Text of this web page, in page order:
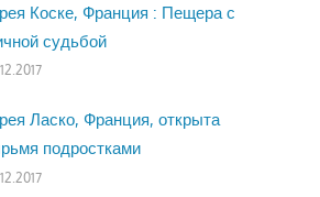
Коске, Франция : Пещера с
судьбой
Ласко, Франция, открыта
подростками